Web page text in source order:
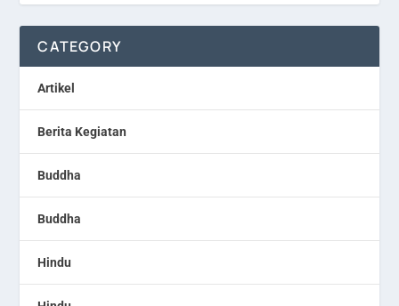
CATEGORY
Artikel
Berita Kegiatan
Buddha
Buddha
Hindu